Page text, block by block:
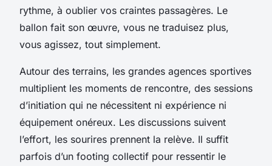
rythme, à oublier vos craintes passagères. Le
ballon fait son œuvre, vous ne traduisez plus,
vous agissez, tout simplement.
Autour des terrains, les grandes agences sportives
multiplient les moments de rencontre, des sessions
d’initiation qui ne nécessitent ni expérience ni
équipement onéreux. Les discussions suivent
l’effort, les sourires prennent la relève. Il suffit
parfois d’un footing collectif pour ressentir le